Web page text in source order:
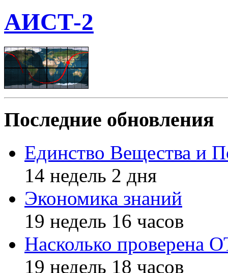
АИСТ-2
Последние обновления
Единство Вещества и
14 недель 2 дня
Экономика знаний
19 недель 16 часов
Насколько проверена
19 недель 18 часов